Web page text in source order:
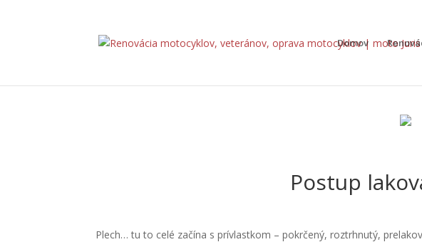
Domov
Postup
Plech… tu to celé začína s prívlastkom – pokrčený, roztrhnutý,